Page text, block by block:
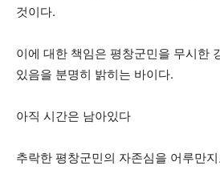
것이다.
이에 대한 책임은 평창군민을 무시한
있음을 분명히 밝히는 바이다.
아직 시간은 남아있다
추락한 평창군민의 자존심을 어루만